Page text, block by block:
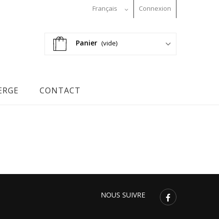
Connexion
Français
Panier (vide)
CONTACT
NOUS SUIVRE